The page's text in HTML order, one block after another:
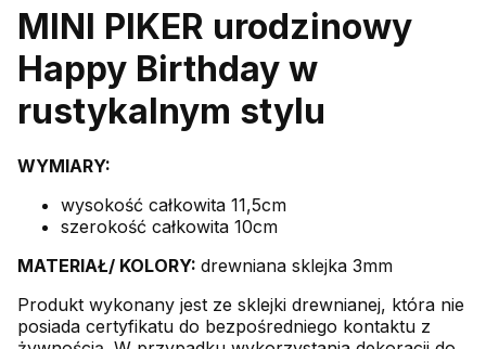
MINI PIKER urodzinowy
Happy Birthday w
rustykalnym stylu
WYMIARY:
wysokość całkowita 11,5cm
szerokość całkowita 10cm
MATERIAŁ/ KOLORY: drewniana sklejka 3mm
Produkt wykonany jest ze sklejki drewnianej, która nie
posiada certyfikatu do bezpośredniego kontaktu z